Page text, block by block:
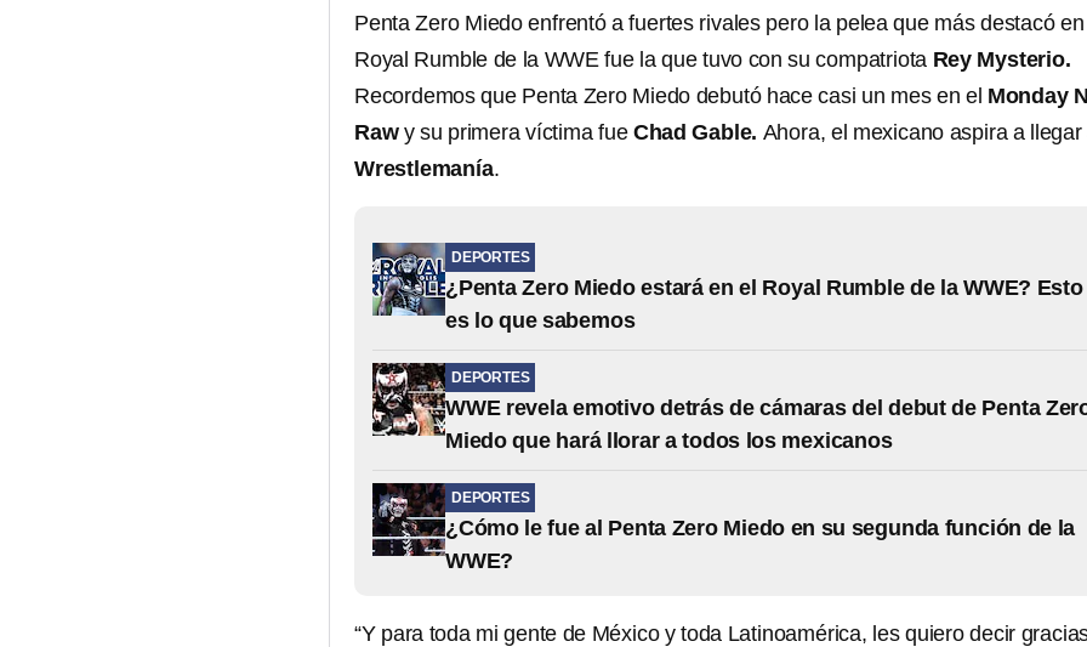
Penta Zero Miedo enfrentó a fuertes rivales pero la pelea que más destacó en
Royal Rumble de la WWE fue la que tuvo con su compatriota Rey Mysterio.
Recordemos que Penta Zero Miedo debutó hace casi un mes en el Monday
Raw y su primera víctima fue Chad Gable. Ahora, el mexicano aspira a llegar
Wrestlemanía.
DEPORTES
¿Penta Zero Miedo estará en el Royal Rumble de la WWE? Esto
es lo que sabemos
DEPORTES
WWE revela emotivo detrás de cámaras del debut de Penta
Miedo que hará llorar a todos los mexicanos
DEPORTES
¿Cómo le fue al Penta Zero Miedo en su segunda función de la
WWE?
“Y para toda mi gente de México y toda Latinoamérica, les quiero decir